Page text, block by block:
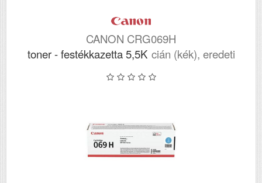
CANON CRG069H
toner - festékkazetta 5,5K cián (kék), eredeti